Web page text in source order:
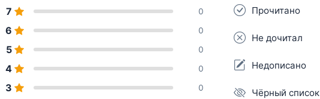
7 0
6 0
5 0
4 0
3 0
Прочитано
Не дочитал
Недописано
Чёрный список